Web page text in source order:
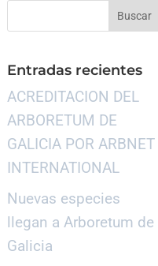
Entradas recientes
ACREDITACION DEL
ARBORETUM DE
GALICIA POR ARBNET
INTERNATIONAL
Nuevas especies
llegan a Arboretum de
Galicia